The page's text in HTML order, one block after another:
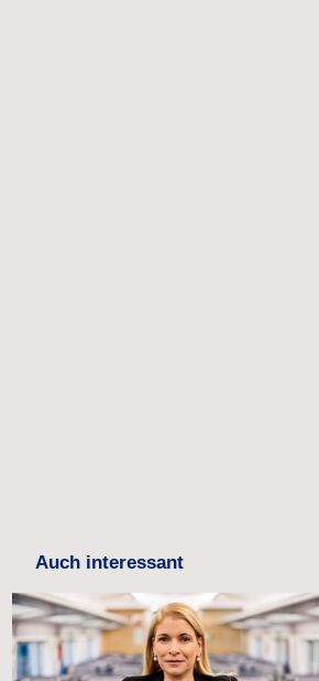
Auch interessant